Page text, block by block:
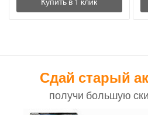
Сдай старый
получи большую